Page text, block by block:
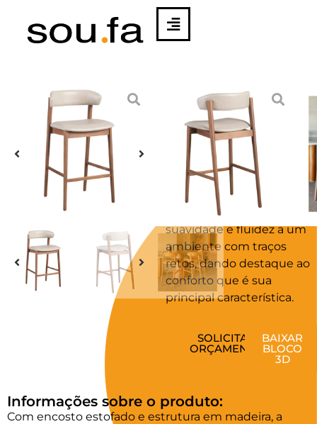
BANQUETA
MOOD
A banqueta Fly
apresenta traços
orgânicos e curvos, com
pés boleados. Possui
uma proposta fina e
elegante, capaz de trazer
suavidade e fluidez a um
ambiente com traços
retos, dando destaque ao
conforto que é sua
principal característica.
SOLICITAR
ORÇAMENTO
BAIXAR
BLOCO
3D
Informações sobre o produto:
Com encosto estofado e estrutura em madeira, a